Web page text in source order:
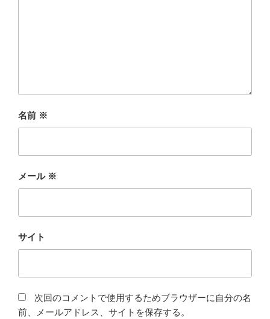
名前 ※
メール ※
サイト
次回のコメントで使用するためブラウザーに自分の名
前、メールアドレス、サイトを保存する。